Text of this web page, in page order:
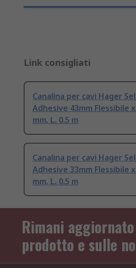
Link consigliati
Canalina per cavi Hager
Adhesive 43mm Flessibile
mm, L. 0.5 m
Canalina per cavi Hager
Adhesive 33mm Flessibile x
mm, L. 0.5 m
Rimani
prodotto e sulle